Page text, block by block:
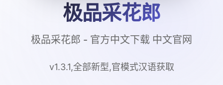
极品采花郎
极品采花郎 - 官方中文下载 中文官网
v1.3.1,全部新型,官模式汉语获取